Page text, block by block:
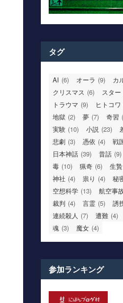
タグ
AI (6) オーラ (9) カ
クリスマス (6) スター
トラウマ (9) ヒトコワ
地獄 (2) 夢 (7) 奇習
実験 (10) 小説 (23)
悲劇 (3) 憑依 (4) 戦
日本神話 (39) 昔話 (9)
毒 (10) 猟奇 (6) 生贄
神社 (4) 祟り (4) 秘
空想科学 (13) 航空事
裁判 (4) 言霊 (5) 誘
連続殺人 (7) 遭難 (4)
魂 (3) 魔女 (4)
参加ランキング